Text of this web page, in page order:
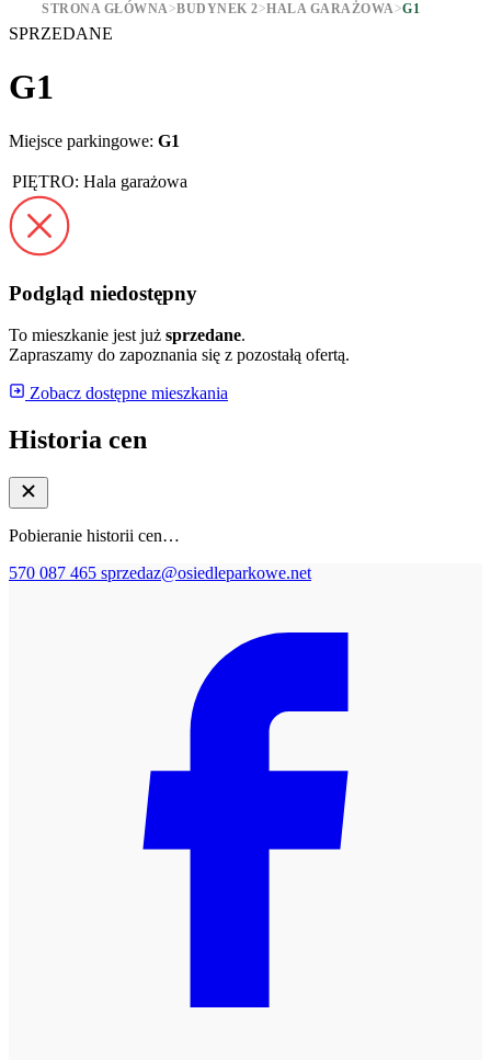
STRONA GŁÓWNA>BUDYNEK 2>HALA GARAŻOWA>G1
SPRZEDANE
G1
Miejsce parkingowe: G1
PIĘTRO: Hala garażowa
Podgląd niedostępny
To mieszkanie jest już sprzedane.
Zapraszamy do zapoznania się z pozostałą ofertą.
Zobacz dostępne mieszkania
Historia cen
Pobieranie historii cen…
570 087 465 sprzedaz@osiedleparkowe.net